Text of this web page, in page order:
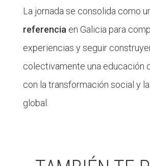
La jornada se consolida como
referencia en Galicia para
experiencias y seguir
colectivamente una educación
con la transformación social y
global.